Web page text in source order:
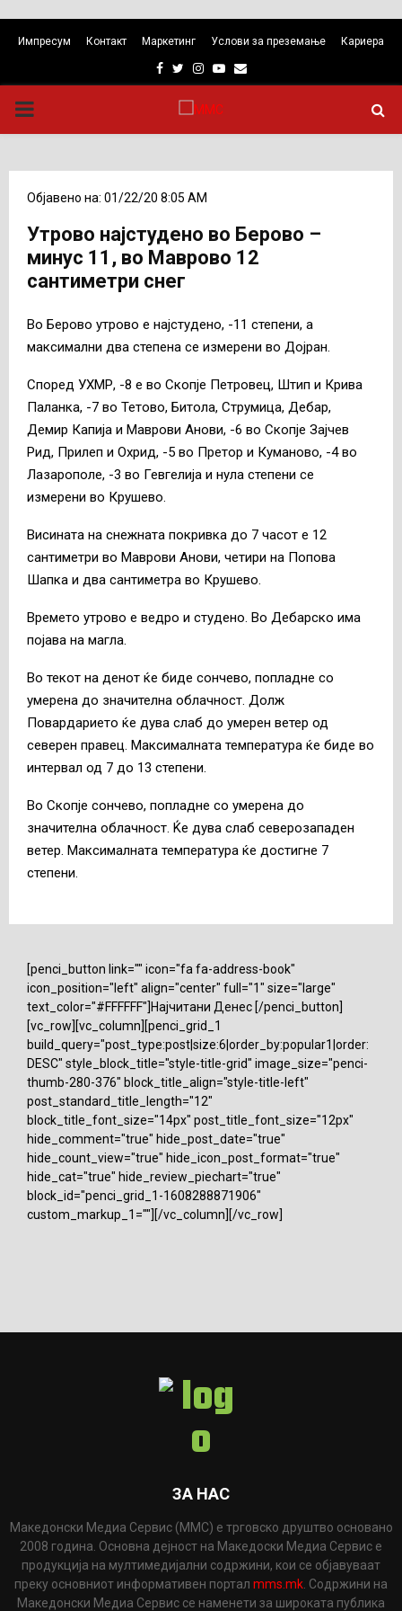
Импресум Контакт Маркетинг Услови за преземање Кариера
Facebook
TwitterInstagram
Youtube
Email
PRIMARY
Објавено на: 01/22/20 8:05 AM
Утрово најстудено во Берово –
минус 11, во Маврово 12
сантиметри снег
Во Берово утрово е најстудено, -11 степени, а
максимални два степена се измерени во Дојран.
Според УХМР, -8 е во Скопје Петровец, Штип и Крива
Паланка, -7 во Тетово, Битола, Струмица, Дебар,
Демир Капија и Маврови Анови, -6 во Скопје Зајчев
Рид, Прилеп и Охрид, -5 во Претор и Куманово, -4 во
Лазарополе, -3 во Гевгелија и нула степени се
измерени во Крушево.
Висината на снежната покривка до 7 часот е 12
сантиметри во Маврови Анови, четири на Попова
Шапка и два сантиметра во Крушево.
Времето утрово е ведро и студено. Во Дебарско има
појава на магла.
Во текот на денот ќе биде сончево, попладне со
умерена до значителна облачност. Долж
Повардарието ќе дува слаб до умерен ветер од
северен правец. Максималната температура ќе биде во
интервал од 7 до 13 степени.
Во Скопје сончево, попладне со умерена до
значителна облачност. Ќе дува слаб северозападен
ветер. Максималната температура ќе достигне 7
степени.
[penci_button link="" icon="fa fa-address-book"
icon_position="left" align="center" full="1" size="large"
text_color="#FFFFFF"]Најчитани Денес [/penci_button]
[vc_row][vc_column][penci_grid_1
build_query="post_type:post|size:6|order_by:popular1|order:
DESC" style_block_title="style-title-grid" image_size="penci-
thumb-280-376" block_title_align="style-title-left"
post_standard_title_length="12"
block_title_font_size="14px" post_title_font_size="12px"
hide_comment="true" hide_post_date="true"
hide_count_view="true" hide_icon_post_format="true"
hide_cat="true" hide_review_piechart="true"
block_id="penci_grid_1-1608288871906"
custom_markup_1=""][/vc_column][/vc_row]
ЗА НАС
Македонски Медиа Сервис (ММС) е трговско друштво основано
2008 година. Основна дејност на Македоски Медиа Сервис е
продукција на мултимедијални содржини, кои се објавуваат
преку основниот информативен портал mms.mk . Содржини на
Македонски Медиа Сервис се наменети за широката публика